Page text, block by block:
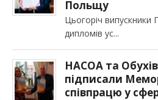
Польщу
Цьогоріч випускники
дипломів ус
НАСОА та
підписали
співпрацю у